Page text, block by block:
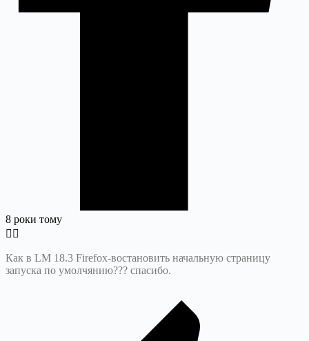
8 роки тому
Как в LM 18.3 Firefox-востановить начальную страницу
запуска по умолчянию??? спасибо.